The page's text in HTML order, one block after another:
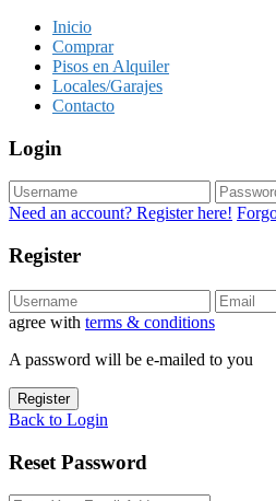
Inicio
Comprar
Pisos en Alquiler
Locales/Garajes
Contacto
Login
Need an account? Register here!
Register
agree with terms & conditions
A password will be e-mailed to you
Register
Back to Login
Reset Password